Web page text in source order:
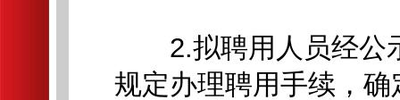
2.拟聘用人员经公
规定办理聘用手续，